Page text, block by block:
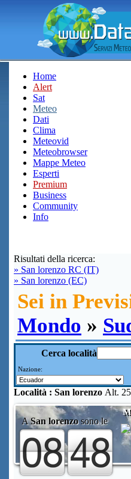
Home
Alert
Sat
Meteo
Dati
Clima
Meteovid
Meteobrowser
Mappe Meteo
Esperti
Premium
Business
Community
Info
Risultati della ricerca:
» San lorenzo RC (IT)
» San lorenzo (EC)
Sei in
Mondo »
Cerca località
Nazione:
Località : San lorenzo Alt.
ASan lorenzosono le